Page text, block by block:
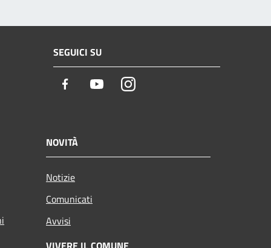
SEGUICI SU
Facebook YoutubeInstagram
NOVITÀ
Notizie
Comunicati
Avvisi